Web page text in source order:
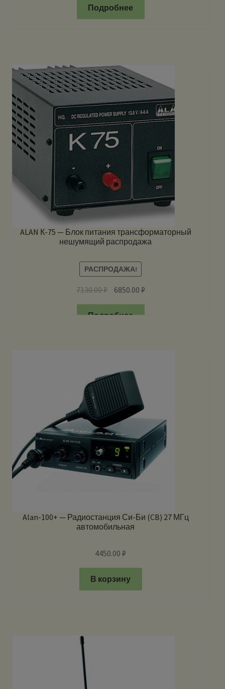
Подробнее
ALAN К-75 — Блок питания трансформаторный
нешумящий распродажа
РАСПРОДАЖА!
7130.00₽ 6850.00 ₽
Подробнее
Alan-100+ — Радиостанция Си-Би (CB) 27 МГц
автомобильная
4450.00₽
В корзину